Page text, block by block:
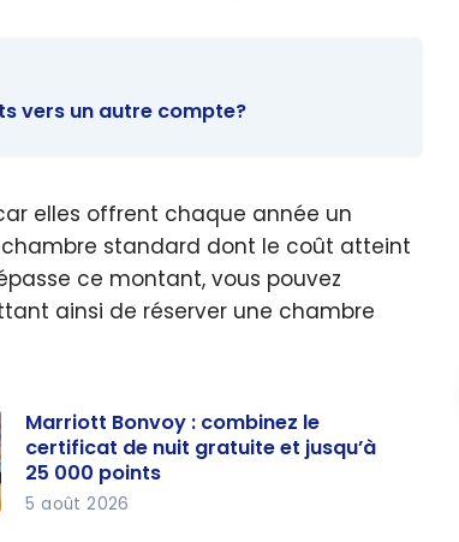
vers un autre compte?
elles offrent chaque année un
standard dont le coût atteint
ce montant, vous pouvez
ainsi de réserver une chambre
Marriott Bonvoy : combinez le
certificat de nuit gratuite et jusqu’à
25 000 points
5 août 2026